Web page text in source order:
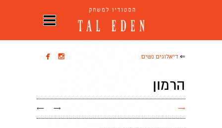
  ⇐ דיאלוגים נשים
הרמון
→
→
←